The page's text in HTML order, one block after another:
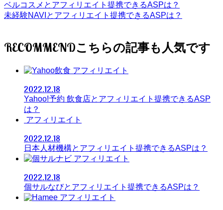
ベルコスメとアフィリエイト提携できるASPは？
未経験NAVIとアフィリエイト提携できるASPは？
RECOMMEND
アフィリエイト
2022.12.18
Yahoo!予約 飲食店とアフィリエイト提携できるASP
は？
アフィリエイト
2022.12.18
日本人材機構とアフィリエイト提携できるASPは？
アフィリエイト
2022.12.18
個サルなびとアフィリエイト提携できるASPは？
アフィリエイト